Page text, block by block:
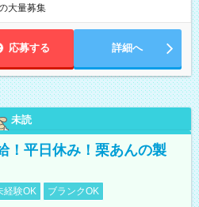
務可能性有り ※案件により多少の前後あ
大量募集
応募する 詳細へ
未読
！平日休み！栗あんの製
経験OK
ブランクOK